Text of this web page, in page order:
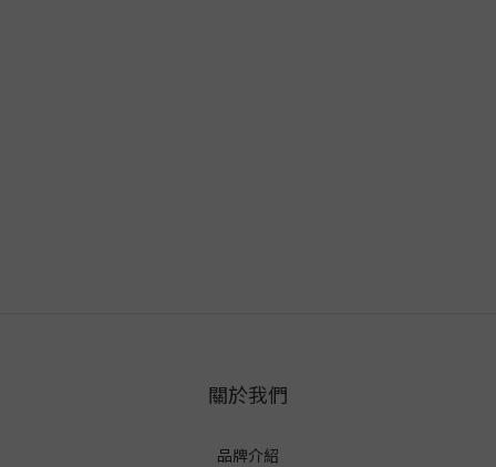
關於我們
品牌介紹